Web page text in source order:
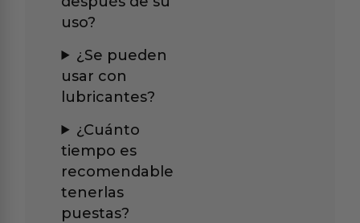
uso?
¿Se pueden
usar con
lubricantes?
¿Cuánto
tiempo es
recomendable
tenerlas
puestas?